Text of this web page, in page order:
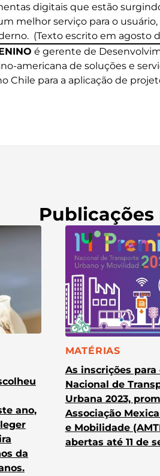
digitais que estão
melhor serviço para o
(Texto escrito em agosto
é gerente de
americana de soluções e
Chile para a aplicação de
ano,
da
CATEGORIA:
MATÉRIAS
As inscrições para
Nacional de
Urbana 2023,
Associação
e Mobilidade
abertas até 11 de